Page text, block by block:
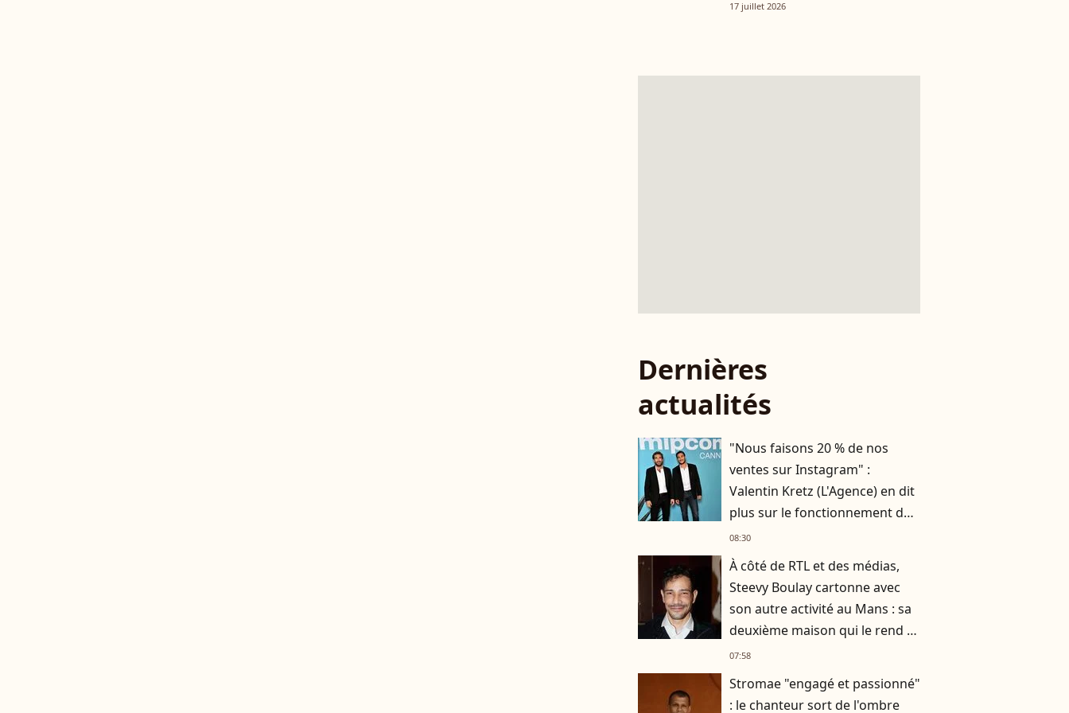
17 juillet 2026
Dernières
actualités
"Nous faisons 20 % de nos
ventes sur Instagram" :
Valentin Kretz (L'Agence) en dit
plus sur le fonctionnement du
business familial
08:30
À côté de RTL et des médias,
Steevy Boulay cartonne avec
son autre activité au Mans : sa
deuxième maison qui le rend si
heureux
07:58
Stromae "engagé et passionné"
: le chanteur sort de l'ombre